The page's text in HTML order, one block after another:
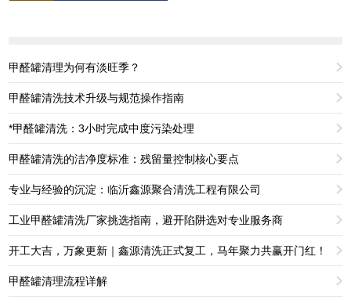
甲醛罐清理为何有淡旺季？
甲醛罐清洗技术升级与规范操作指南
*甲醛罐清洗：3小时完成中度污染处理
甲醛罐清洗的洁净度标准：残留量控制核心要点
专业与经验的沉淀：临沂鑫源聚合清洗工程有限公司
工业甲醛罐清洗厂家挑选指南，避开陷阱选对专业服务商
开工大吉，万象更新｜鑫源清洗正式复工，马年聚力共赢开门红！
甲醛罐清理流程详解